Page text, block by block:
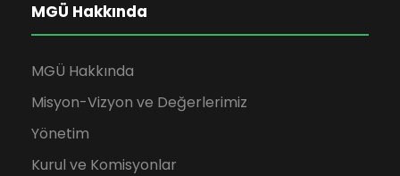
MGÜ Hakkında
MGÜ Hakkında
Misyon-Vizyon ve Değerlerimiz
Yönetim
Kurul ve Komisyonlar